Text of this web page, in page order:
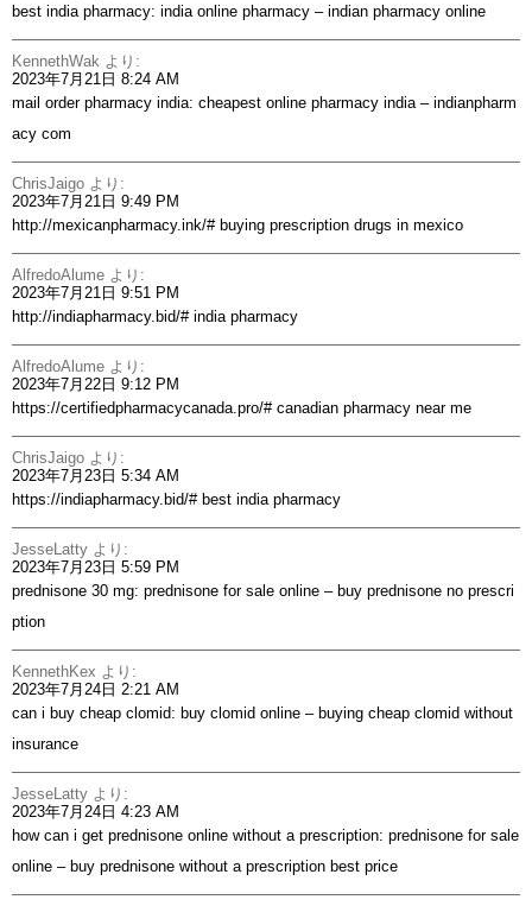
best india pharmacy: india online pharmacy – indian pharmacy online
KennethWak より:
2023年7月21日 8:24 AM
mail order pharmacy india: cheapest online pharmacy india – indianpharm
acy com
ChrisJaigo より:
2023年7月21日 9:49 PM
http://mexicanpharmacy.ink/#buying prescription drugs in mexico
AlfredoAlume より:
2023年7月21日 9:51 PM
http://indiapharmacy.bid/#india pharmacy
AlfredoAlume より:
2023年7月22日 9:12 PM
https://certifiedpharmacycanada.pro/#canadian pharmacy near me
ChrisJaigo より:
2023年7月23日 5:34 AM
https://indiapharmacy.bid/#best india pharmacy
JesseLatty より:
2023年7月23日 5:59 PM
prednisone 30 mg: prednisone for sale online – buy prednisone no prescri
ption
KennethKex より:
2023年7月24日 2:21 AM
can i buy cheap clomid: buy clomid online – buying cheap clomid without
insurance
JesseLatty より:
2023年7月24日 4:23 AM
how can i get prednisone online without a prescription: prednisone for sale
online – buy prednisone without a prescription best price